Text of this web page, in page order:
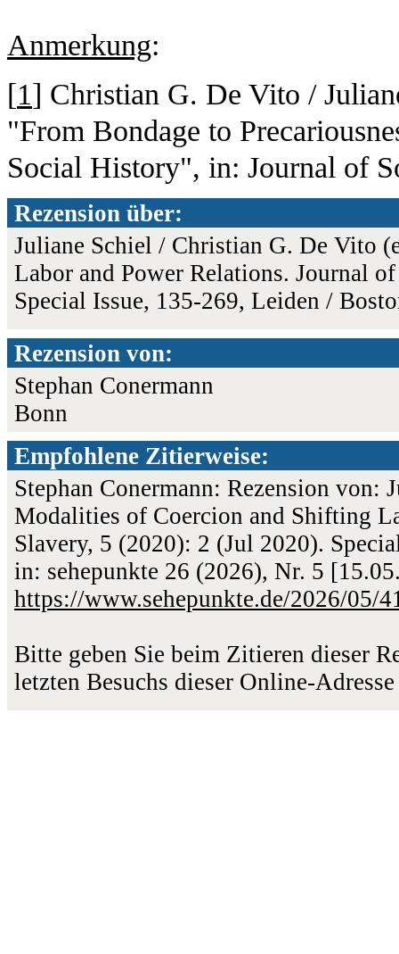
Anmerkung:
[1] Christian G. De Vito /
"From Bondage to
Social History", in: Journal of
Rezension über:
Juliane Schiel / Christian G. De Vito
Labor and Power Relations. Journal
Special Issue, 135-269, Leiden /
Rezension von:
Stephan Conermann
Bonn
Empfohlene Zitierweise:
Stephan Conermann: Rezension
Modalities of Coercion and Shifting
Slavery, 5 (2020): 2 (Jul 2020).
in: sehepunkte 26 (2026), Nr. 5
https://www.sehepunkte.de/2026/05/
Bitte geben Sie beim Zitieren dieser
letzten Besuchs dieser Online-Adresse